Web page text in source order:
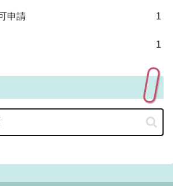
申請 1
1